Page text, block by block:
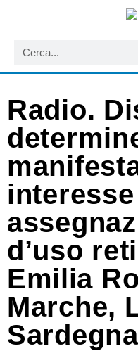
Radio.
interesse
d’uso
Emilia
Marche,
Sardegna